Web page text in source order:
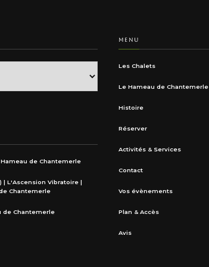
Hameau de Chantemerle
| L'Ascension Vibratoire |
Chantemerle
de Chantemerle
MENU
Les Chalets
Le Hameau de Chantemerle
Histoire
Réserver
Activités & Services
Contact
Vos évènements
Plan & Accès
Avis